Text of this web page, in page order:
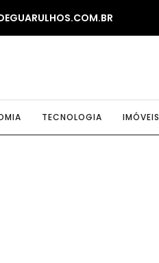
TECNOLOGIA IMÓVEIS